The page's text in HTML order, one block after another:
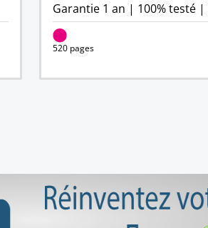
Garantie 1 an | 100% testé |
520 pages